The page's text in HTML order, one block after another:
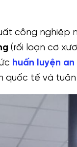
công nghiệp
(rối loạn cơ
huấn luyện
quốc tế và